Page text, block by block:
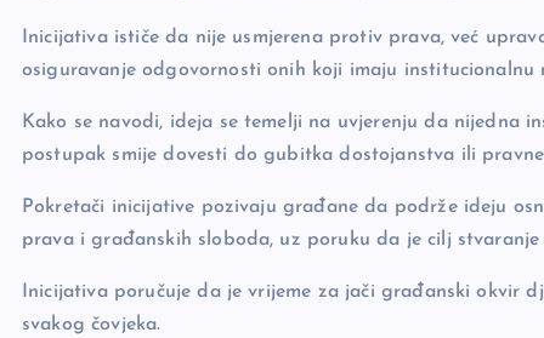
Inicijativa ističe da nije usmjerena protiv prava, već
osiguravanje odgovornosti onih koji imaju institucionalnu
Kako se navodi, ideja se temelji na uvjerenju da
postupak smije dovesti do gubitka dostojanstva ili
Pokretači inicijative pozivaju građane da podrže ideju
prava i građanskih sloboda, uz poruku da je cilj
Inicijativa poručuje da je vrijeme za jači građanski okvir
svakog čovjeka.